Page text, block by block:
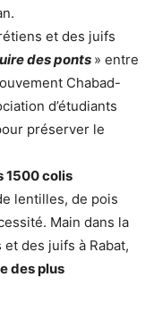
et des juifs
des ponts » entre
Chabad-
d’étudiants
préserver le
1500 colis
lentilles, de pois
Main dans la
des juifs à Rabat,
des plus